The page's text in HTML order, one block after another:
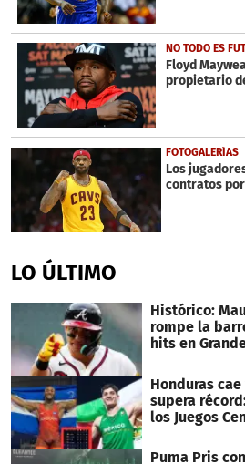
NO TODO ES
Floyd
propietario
FOTOGALERÍAS
Los
contratos
LO ÚLTIMO
Histórico:
rompe la
hits en
Honduras
supera
los Juegos
Puma Pris